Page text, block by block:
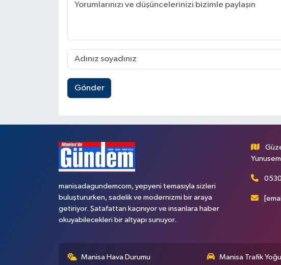
Gönder
manisadagundemcom, yepyeni temasıyla sizleri
buluştururken, sadelik ve modernizmi bir araya
getiriyor. Şatafattan kaçınıyor ve insanlara haber
okuyabilecekleri bir altyapı sunuyor.
Manisa Hava Durumu Manisa Trafik